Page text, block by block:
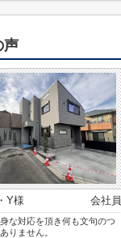
声
Y様 会社員
な対応を頂き何も文句のつ
りません。